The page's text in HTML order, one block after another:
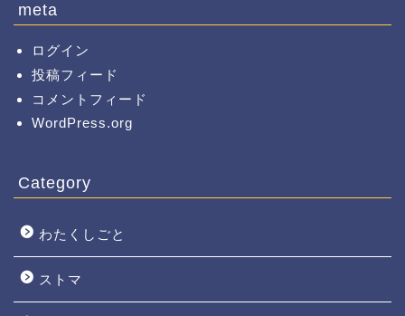
meta
ログイン
投稿フィード
コメントフィード
WordPress.org
Category
わたくしごと
ストマ